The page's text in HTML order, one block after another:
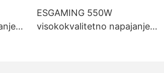
ESGAMING 550W
visokokvalitetno napajanje